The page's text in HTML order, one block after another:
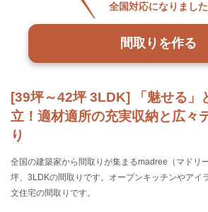
[39坪～42坪 3LDK] 「魅せる」
立！適材適所の充実収納と広々
り
全国の建築家から間取りが集まるmadree（マドリ
坪、3LDKの間取りです。オープンキッチンやアイ
文住宅の間取りです。
全国対応になりました
間取りを作る